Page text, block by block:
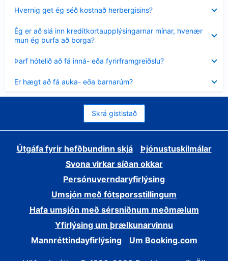
Hvernig get ég séð kostnað herbergisins?
sýnt
Ég er að slá inn kreditkortaupplýsingarnar mínar, hvenær
mun ég þurfa að borga?
Minna
sýnt
Þarf hótelið að fá inná- eða fyrirframgreiðslu?
sýnt
Er hægt að fá auka- eða barnarúm?
sýnt
Skrá gististað
Útgáfa fyrir hefðbundinn skjá
Þjónustuskilmálar
Svona virkar síðan okkar
Persónuverndaryfirlýsing
Umsjón með fótsporsstillingum
Hafa umsjón með sérsniðnum meðmælum
Yfirlýsing um þrælkunarvinnu
Mannréttindayfirlýsing
Um Booking.com